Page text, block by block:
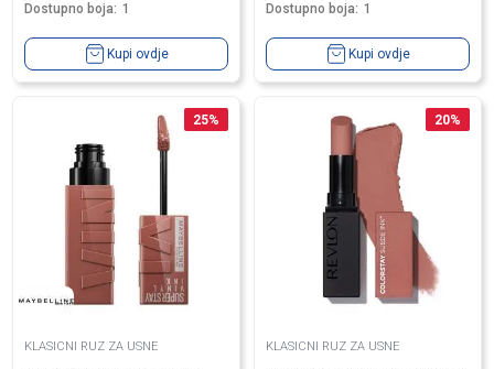
Dostupno boja: 1
Kupi ovdje
Dostupno boja: 1
Kupi ovdje
25%
KLASICNI RUZ ZA USNE
20%
KLASICNI RUZ ZA USNE